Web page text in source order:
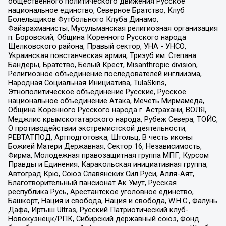
национальное единство, Северное Братство, Клуб
Болельщиков Футбольного Клуба Динамо,
Файзрахманисты, Мусульманская религиозная организация
п. Боровский, Община Коренного Русского народа
Щелковского района, Правый сектор, УНА - УНСО,
Украинская повстанческая армия, Тризуб им. Степана
Бандеры, Братство, Белый Крест, Misanthropic division,
Религиозное объединение последователей инглиизма,
Народная Социальная Инициатива, TulaSkins,
Этнополитическое объединение Русские, Русское
национальное объединение Атака, Мечеть Мирмамеда,
Община Коренного Русского народа г. Астрахани, ВОЛЯ,
Меджлис крымскотатарского народа, Рубеж Севера, ТОЙС,
О противодействии экстремистской деятельности,
РЕВТАТПОД, Артподготовка, Штольц, В честь иконы
Божией Матери Державная, Сектор 16, Независимость,
Фирма, Молодежная правозащитная группа МПГ, Курсом
Правды и Единения, Каракольская инициативная группа,
Автоград Крю, Союз Славянских Сил Руси, Алля-Аят,
Благотворительный пансионат Ак Умут, Русская
республика Русь, Арестантское уголовное единство,
Башкорт, Нация и свобода, Нация и свобода, W.H.С., Фалунь
Дафа, Иртыш Ultras, Русский Патриотический клуб-
Новокузнецк/РПК, Сибирский державный союз, Фонд